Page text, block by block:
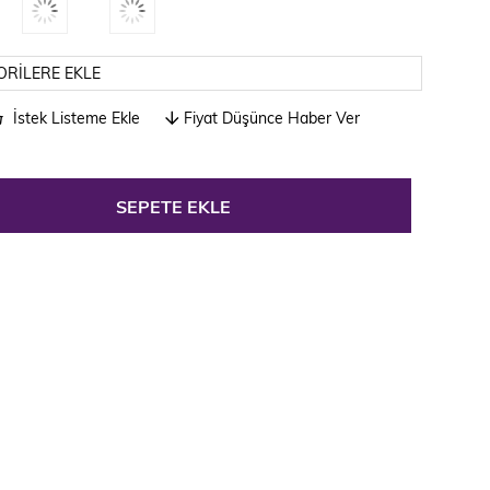
EKLE
İstek Listeme Ekle Fiyat Düşünce Haber Ver